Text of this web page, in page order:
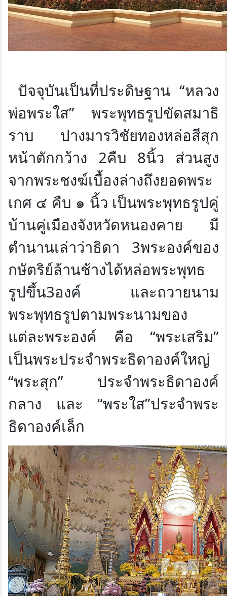
ปัจจุบันเป็นที่ประดิษฐาน “หลวง
พ่อพระใส” พระพุทธรูปขัดสมาธิ
ราบ ปางมารวิชัยทองหล่อสีสุก
หน้าตักกว้าง 2คืบ 8นิ้ว ส่วนสูง
จากพระชงฆ์เบื้องล่างถึงยอดพระ
เกศ ๔ คืบ ๑ นิ้ว เป็นพระพุทธรูปคู่
บ้านคู่เมืองจังหวัดหนองคาย มี
ตำนานเล่าว่าธิดา
3พระองค์ของ
กษัตริย์ล้านช้างได้หล่อพระพุทธ
รูปขึ้น3องค์ และถวายนาม
พระพุทธรูปตามพระนามของ
แต่ละพระองค์ คือ “พระเสริม”
เป็นพระประจำพระธิดาองค์ใหญ่
“พระสุก” ประจำพระธิดาองค์
กลาง และ “พระใส”ประจำพระ
ธิดาองค์เล็ก